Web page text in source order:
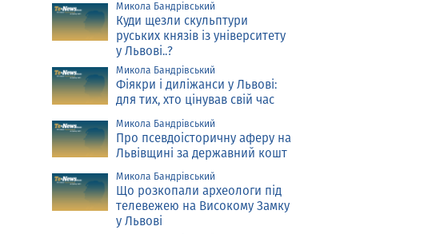
Микола Бандрівський
Куди щезли скульптури
руських князів із університету
у Львові..?
Микола Бандрівський
Фіякри і диліжанси у Львові:
для тих, хто цінував свій час
Микола Бандрівський
Про псевдоісторичну аферу на
Львівщині за державний кошт
Микола Бандрівський
Що розкопали археологи під
телевежею на Високому Замку
у Львові